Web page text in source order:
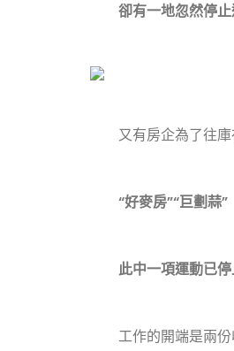
卻有一地忽然停止
又有房企為了往庫存
“好麥房”“巨劃蒜”
此中一項運動已停
工作的開端是兩份